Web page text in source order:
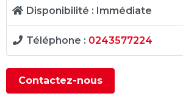
Disponibilité : Immédiate
Téléphone : 0243577224
Contactez-nous